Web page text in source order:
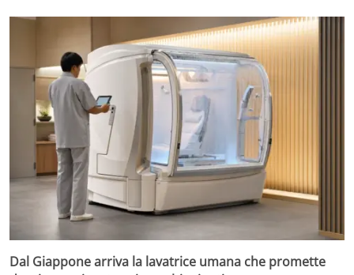
Dal Giappone arriva la lavatrice umana che promette